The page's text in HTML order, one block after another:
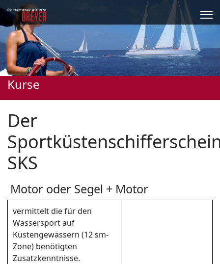
Kurse
Der
SKS
Motor oder Segel + Motor
vermittelt die für den
Wassersport auf
Küstengewässern (12 sm-
Zone) benötigten
Zusatzkenntnisse.